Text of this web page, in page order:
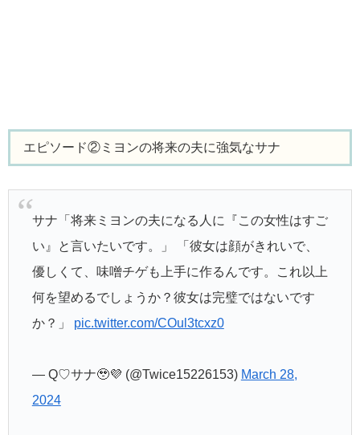
エピソード②ミヨンの将来の夫に強気なサナ
サナ「将来ミヨンの夫になる人に『この女性はすご
い』と言いたいです。」 「彼女は顔がきれいで、
優しくて、味噌チゲも上手に作るんです。これ以上
何を望めるでしょうか？彼女は完璧ではないです
か？」 pic.twitter.com/COul3tcxz0
— Q♡サナ🥹💜 (@Twice15226153) March 28,
2024